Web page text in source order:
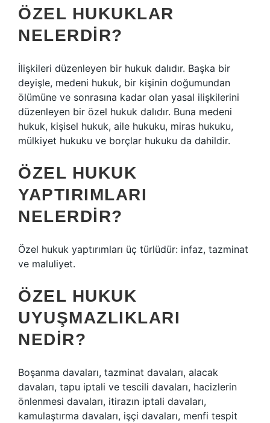
ÖZEL HUKUKLAR
NELERDIR?
İlişkileri düzenleyen bir hukuk dalıdır. Başka bir
deyişle, medeni hukuk, bir kişinin doğumundan
ölümüne ve sonrasına kadar olan yasal ilişkilerini
düzenleyen bir özel hukuk dalıdır. Buna medeni
hukuk, kişisel hukuk, aile hukuku, miras hukuku,
mülkiyet hukuku ve borçlar hukuku da dahildir.
ÖZEL HUKUK
YAPTIRIMLARI
NELERDIR?
Özel hukuk yaptırımları üç türlüdür: infaz, tazminat
ve maluliyet.
ÖZEL HUKUK
UYUŞMAZLIKLARI
NEDIR?
Boşanma davaları, tazminat davaları, alacak
davaları, tapu iptali ve tescili davaları, hacizlerin
önlenmesi davaları, itirazın iptali davaları,
kamulaştırma davaları, işçi davaları, menfi tespit